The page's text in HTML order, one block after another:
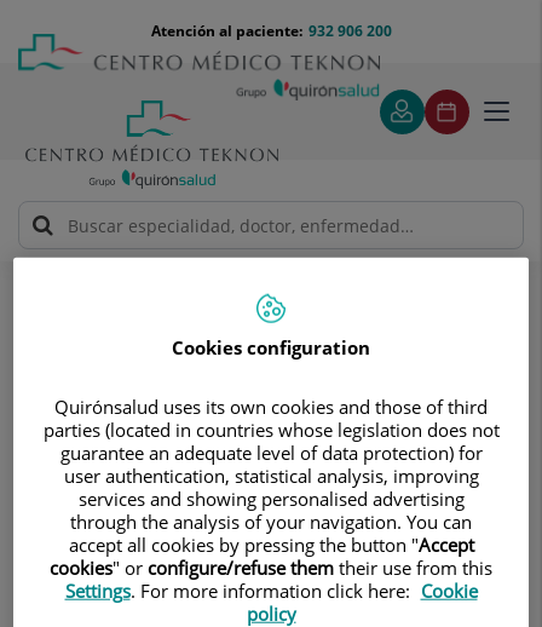
contenido
Menú
teléfono
cabecera
932 906 200
Atención al paciente:
Solicitud de visita
Solicitud de visita
Pide cita sin compromisos
Nombre
Cookies configuration
Quirónsalud uses its own cookies and those of third
parties (located in countries whose legislation does not
guarantee an adequate level of data protection) for
user authentication, statistical analysis, improving
services and showing personalised advertising
through the analysis of your navigation. You can
accept all cookies by pressing the button "Accept
cookies" or configure/refuse them their use from this
Settings. For more information click here: Cookie
policy